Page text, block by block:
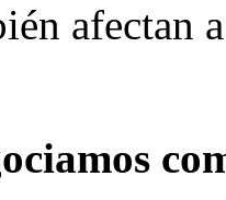
afectan